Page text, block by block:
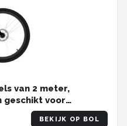
van 2 meter,
voor
vouwfiets
BEKIJK OP BOL